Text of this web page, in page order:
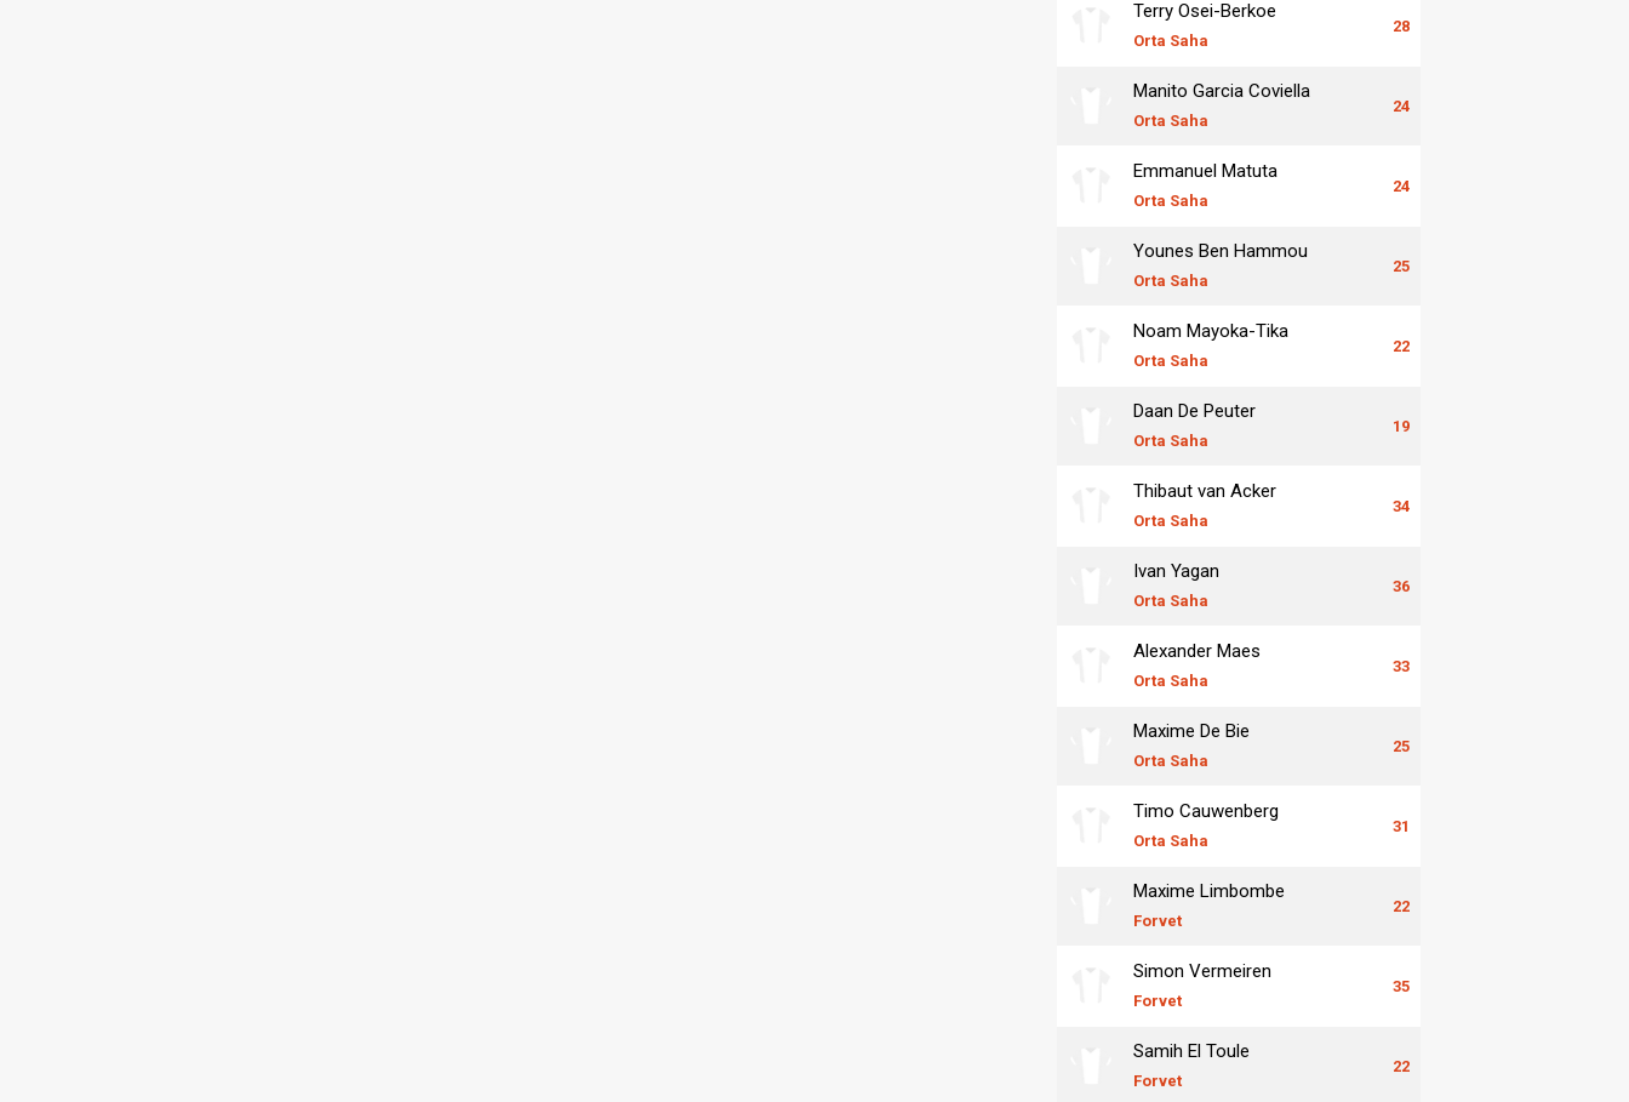
Terry Osei-Berkoe
Orta Saha
28
Manito Garcia Coviella
Orta Saha
24
Emmanuel Matuta
Orta Saha
24
Younes Ben Hammou
Orta Saha
25
Noam Mayoka-Tika
Orta Saha
22
Daan De Peuter
Orta Saha
19
Thibaut van Acker
Orta Saha
34
Ivan Yagan
Orta Saha
36
Alexander Maes
Orta Saha
33
Maxime De Bie
Orta Saha
25
Timo Cauwenberg
Orta Saha
31
Maxime Limbombe
Forvet
22
Simon Vermeiren
Forvet
35
Samih El Toule
Forvet
22